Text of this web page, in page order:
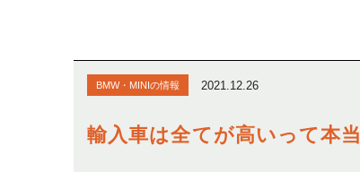
BMW・MINIの情報 2021.12.26
輸入車は全てが高いって本当